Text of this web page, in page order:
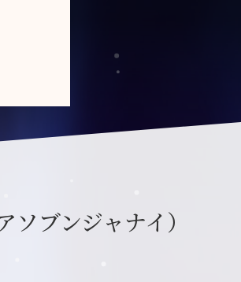
ブンジャナイ）